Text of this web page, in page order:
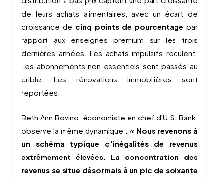
de leurs achats alimentaires, avec un écart de
croissance de cinq points de pourcentage par
rapport aux enseignes premium sur les trois
dernières années. Les achats impulsifs reculent.
Les abonnements non essentiels sont passés au
crible. Les rénovations immobilières sont
reportées.
Beth Ann Bovino, économiste en chef d'U.S. Bank,
observe la même dynamique : « Nous revenons à
un schéma typique d'inégalités de revenus
extrêmement élevées. La concentration des
revenus se situe désormais à un pic de soixante